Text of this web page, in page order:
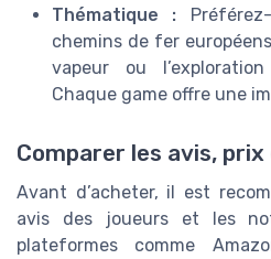
Thématique :
chemins de fer
vapeur ou
Chaque game offre une
Comparer les avis,
Avant d’acheter, il est
avis des joueurs et les
plateformes comme